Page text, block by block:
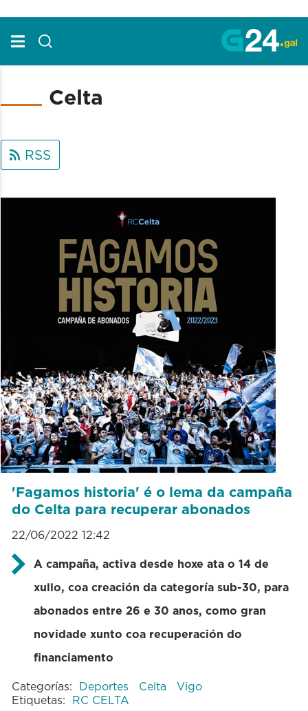
Celta
RSS
'Fagamos historia' é o lema da campaña
do Celta para recuperar abonados
22/06/2022 12:42
A campaña, activa desde hoxe ata o 14 de
xullo, coa creación da categoría sub-30, para
abonados entre 26 e 30 anos, como gran
novidade xunto coa recuperación do
financiamento
Categorías: Deportes Celta
Vigo
Etiquetas: RC CELTA